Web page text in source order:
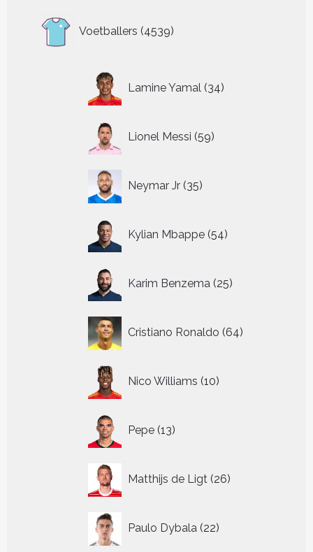
Voetballers 4539
producten
Lamine Yamal 34
producten
Lionel Messi 59
producten
Neymar Jr 35
producten
Kylian Mbappe 54
producten
Karim Benzema 25
producten
Cristiano Ronaldo 64
producten
Nico Williams 10
producten
Pepe 13
producten
Matthijs de Ligt 26
producten
Paulo Dybala 22
producten